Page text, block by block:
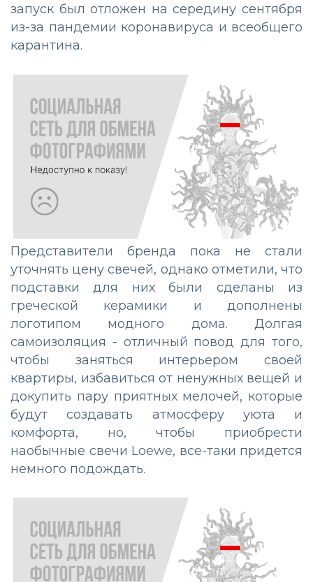
запуск был отложен на середину сентября
из-за пандемии коронавируса и всеобщего
карантина.
Представители бренда пока не стали
уточнять цену свечей, однако отметили, что
подставки для них были сделаны из
греческой керамики и дополнены
логотипом модного дома. Долгая
самоизоляция - отличный повод для того,
чтобы заняться интерьером своей
квартиры, избавиться от ненужных вещей и
докупить пару приятных мелочей, которые
будут создавать атмосферу уюта и
комфорта, но, чтобы приобрести
наобычные свечи Loewe, все-таки придется
немного подождать.